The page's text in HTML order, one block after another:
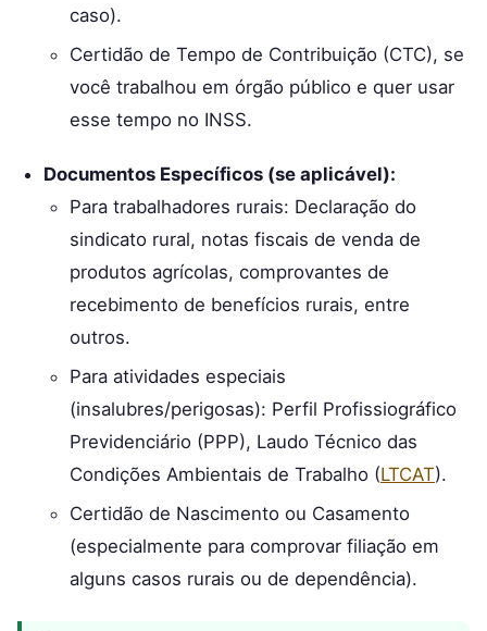
caso).
Certidão de Tempo de Contribuição (CTC), se
você trabalhou em órgão público e quer usar
esse tempo no INSS.
Documentos Específicos (se aplicável):
Para trabalhadores rurais: Declaração do
sindicato rural, notas fiscais de venda de
produtos agrícolas, comprovantes de
recebimento de benefícios rurais, entre
outros.
Para atividades especiais
(insalubres/perigosas): Perfil Profissiográfico
Previdenciário (PPP), Laudo Técnico das
Condições Ambientais de Trabalho (LTCAT).
Certidão de Nascimento ou Casamento
(especialmente para comprovar filiação em
alguns casos rurais ou de dependência).